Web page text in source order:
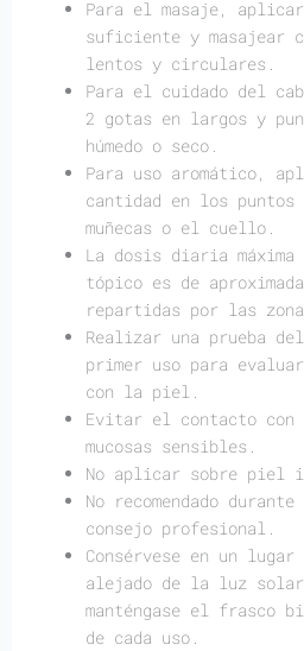
Para el masaje,
suficiente y masajear
lentos y circulares.
Para el cuidado del
2 gotas en largos y
húmedo o seco.
Para uso aromático,
cantidad en los puntos
muñecas o el cuello.
La dosis diaria máxima
tópico es de
repartidas por las
Realizar una prueba
primer uso para
con la piel.
Evitar el contacto
mucosas sensibles.
No aplicar sobre piel
No recomendado
consejo profesional.
Consérvese en un
alejado de la luz
manténgase el frasco
de cada uso.